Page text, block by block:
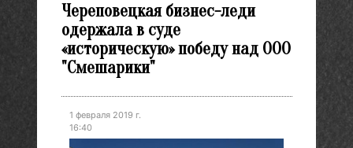
Череповецкая бизнес-леди
одержала в суде
«историческую» победу над ООО
"Смешарики"
1 февраля 2019 г.
16:40